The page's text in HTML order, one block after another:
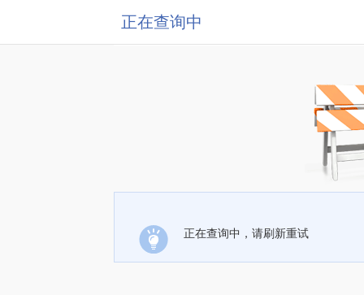
正在查询中
正在查询中，请刷新重试